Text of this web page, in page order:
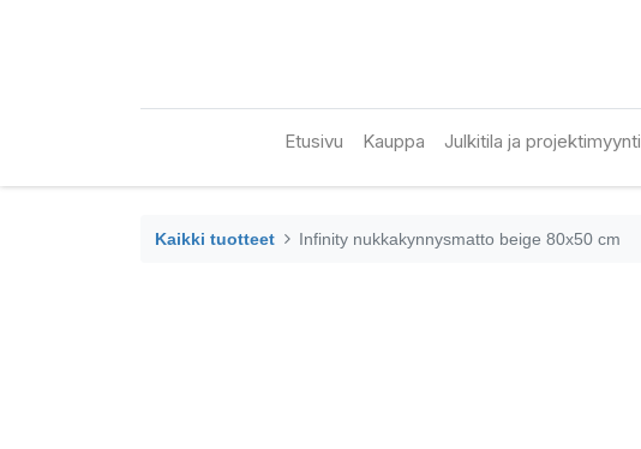
Etusivu Kauppa Julkitila ja projektimyynti
Kaikki tuotteet Infinity nukkakynnysmatto beige 80x50 cm